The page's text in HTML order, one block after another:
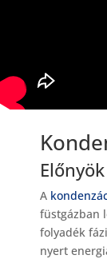
A
füstgázban
folyadék
nyert